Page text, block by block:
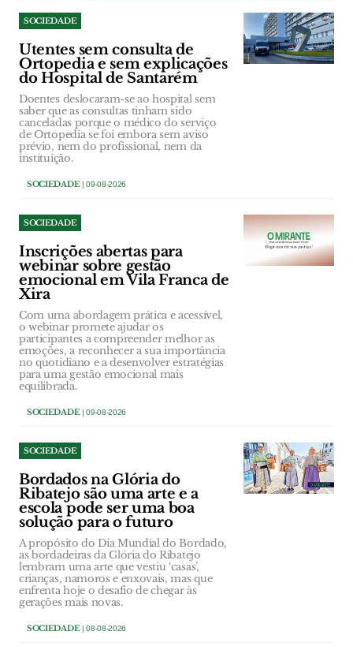
SOCIEDADE
Utentes sem consulta de
Ortopedia e sem explicações
do Hospital de Santarém
Doentes deslocaram-se ao hospital sem
saber que as consultas tinham sido
canceladas porque o médico do serviço
de Ortopedia se foi embora sem aviso
prévio, nem do profissional, nem da
instituição.
SOCIEDADE| 09-08-2026
SOCIEDADE
Inscrições abertas para
webinar sobre gestão
emocional em Vila Franca de
Xira
Com uma abordagem prática e acessível,
o webinar promete ajudar os
participantes a compreender melhor as
emoções, a reconhecer a sua importância
no quotidiano e a desenvolver estratégias
para uma gestão emocional mais
equilibrada.
SOCIEDADE| 09-08-2026
SOCIEDADE
Bordados na Glória do
Ribatejo são uma arte e a
escola pode ser uma boa
solução para o futuro
A propósito do Dia Mundial do Bordado,
as bordadeiras da Glória do Ribatejo
lembram uma arte que vestiu ‘casas’,
crianças, namoros e enxovais, mas que
enfrenta hoje o desafio de chegar às
gerações mais novas.
SOCIEDADE| 08-08-2026